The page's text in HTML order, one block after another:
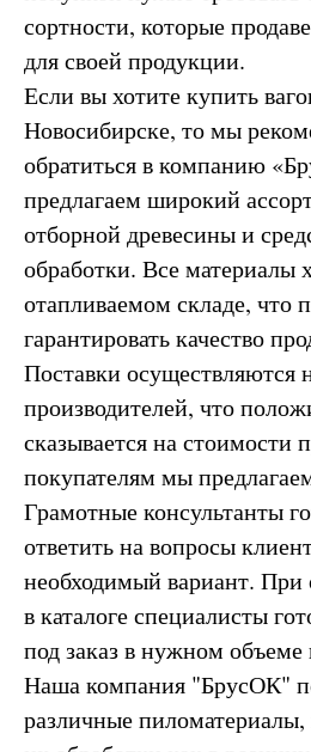
сортности, которые
для своей продукции.
Если вы хотите купить
Новосибирске, то мы
обратиться в компанию
предлагаем широкий
отборной древесины и
обработки. Все материалы
отапливаемом складе, что
гарантировать качество
Поставки осуществляются
производителей, что
сказывается на стоимости
покупателям мы
Грамотные консультанты
ответить на вопросы
необходимый вариант. При
в каталоге специалисты
под заказ в нужном объеме
Наша компания "БрусОК"
различные